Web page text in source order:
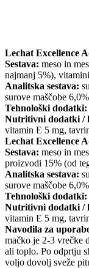
Lechat Excellence
Sestava: meso in
najmanj 5%),
Analitska sestava:
surove maščobe
Tehnološki dodatki:
Nutritivni dodatki /
vitamin E 5 mg,
Lechat Excellence
Sestava: meso in
proizvodi 15% (od
Analitska sestava:
surove maščobe
Tehnološki dodatki:
Nutritivni dodatki /
vitamin E 5 mg,
Navodila za
mačko je 2-3 vrečke
ali toplo. Po odprtju
voljo dovolj sveže